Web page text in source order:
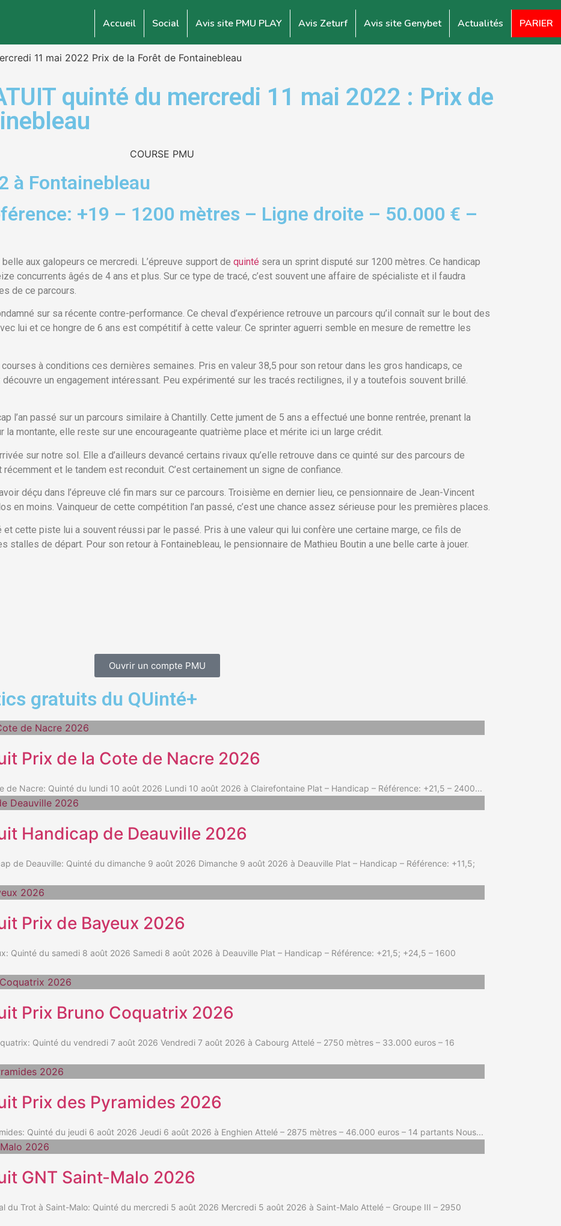
Accueil Social Avis site PMU PLAY Avis Zeturf Avis site Genybet Actualités PARIER
11 mai 2022 Prix de la Forêt de Fontainebleau
quinté du mercredi 11 mai 2022 : Prix de
à Fontainebleau
+19 – 1200 mètres – Ligne droite – 50.000 € –
aux galopeurs ce mercredi. L’épreuve support de quinté sera un sprint disputé sur 1200 mètres. Ce handicap
concurrents âgés de 4 ans et plus. Sur ce type de tracé, c’est souvent une affaire de spécialiste et il faudra
de ce parcours.
sur sa récente contre-performance. Ce cheval d’expérience retrouve un parcours qu’il connaît sur le bout des
lui et ce hongre de 6 ans est compétitif à cette valeur. Ce sprinter aguerri semble en mesure de remettre les
à conditions ces dernières semaines. Pris en valeur 38,5 pour son retour dans les gros handicaps, ce
un engagement intéressant. Peu expérimenté sur les tracés rectilignes, il y a toutefois souvent brillé.
l’an passé sur un parcours similaire à Chantilly. Cette jument de 5 ans a effectué une bonne rentrée, prenant la
montante, elle reste sur une encourageante quatrième place et mérite ici un large crédit.
sur notre sol. Elle a d’ailleurs devancé certains rivaux qu’elle retrouve dans ce quinté sur des parcours de
et le tandem est reconduit. C’est certainement un signe de confiance.
déçu dans l’épreuve clé fin mars sur ce parcours. Troisième en dernier lieu, ce pensionnaire de Jean-Vincent
en moins. Vainqueur de cette compétition l’an passé, c’est une chance assez sérieuse pour les premières places.
cette piste lui a souvent réussi par le passé. Pris à une valeur qui lui confère une certaine marge, ce fils de
stalles de départ. Pour son retour à Fontainebleau, le pensionnaire de Mathieu Boutin a une belle carte à jouer.
Ouvrir un compte PMU
gratuits du QUinté+
Prix de la Cote de Nacre 2026
de Nacre: Quinté du lundi 10 août 2026 Lundi 10 août 2026 à Clairefontaine Plat – Handicap – Référence: +21,5 – 2400...
Handicap de Deauville 2026
de Deauville: Quinté du dimanche 9 août 2026 Dimanche 9 août 2026 à Deauville Plat – Handicap – Référence: +11,5;
Prix de Bayeux 2026
Quinté du samedi 8 août 2026 Samedi 8 août 2026 à Deauville Plat – Handicap – Référence: +21,5; +24,5 – 1600
Prix Bruno Coquatrix 2026
Quinté du vendredi 7 août 2026 Vendredi 7 août 2026 à Cabourg Attelé – 2750 mètres – 33.000 euros – 16
Prix des Pyramides 2026
Quinté du jeudi 6 août 2026 Jeudi 6 août 2026 à Enghien Attelé – 2875 mètres – 46.000 euros – 14 partants Nous...
GNT Saint-Malo 2026
du Trot à Saint-Malo: Quinté du mercredi 5 août 2026 Mercredi 5 août 2026 à Saint-Malo Attelé – Groupe III – 2950